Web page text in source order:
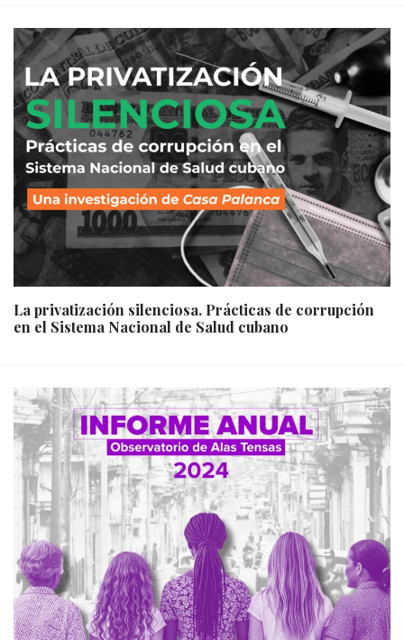
La privatización silenciosa. Prácticas de corrupción
en el Sistema Nacional de Salud cubano